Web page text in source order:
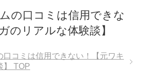
の口コミは信用できな
のリアルな体験談】
口コミは信用できない！【元ワキ
TOP